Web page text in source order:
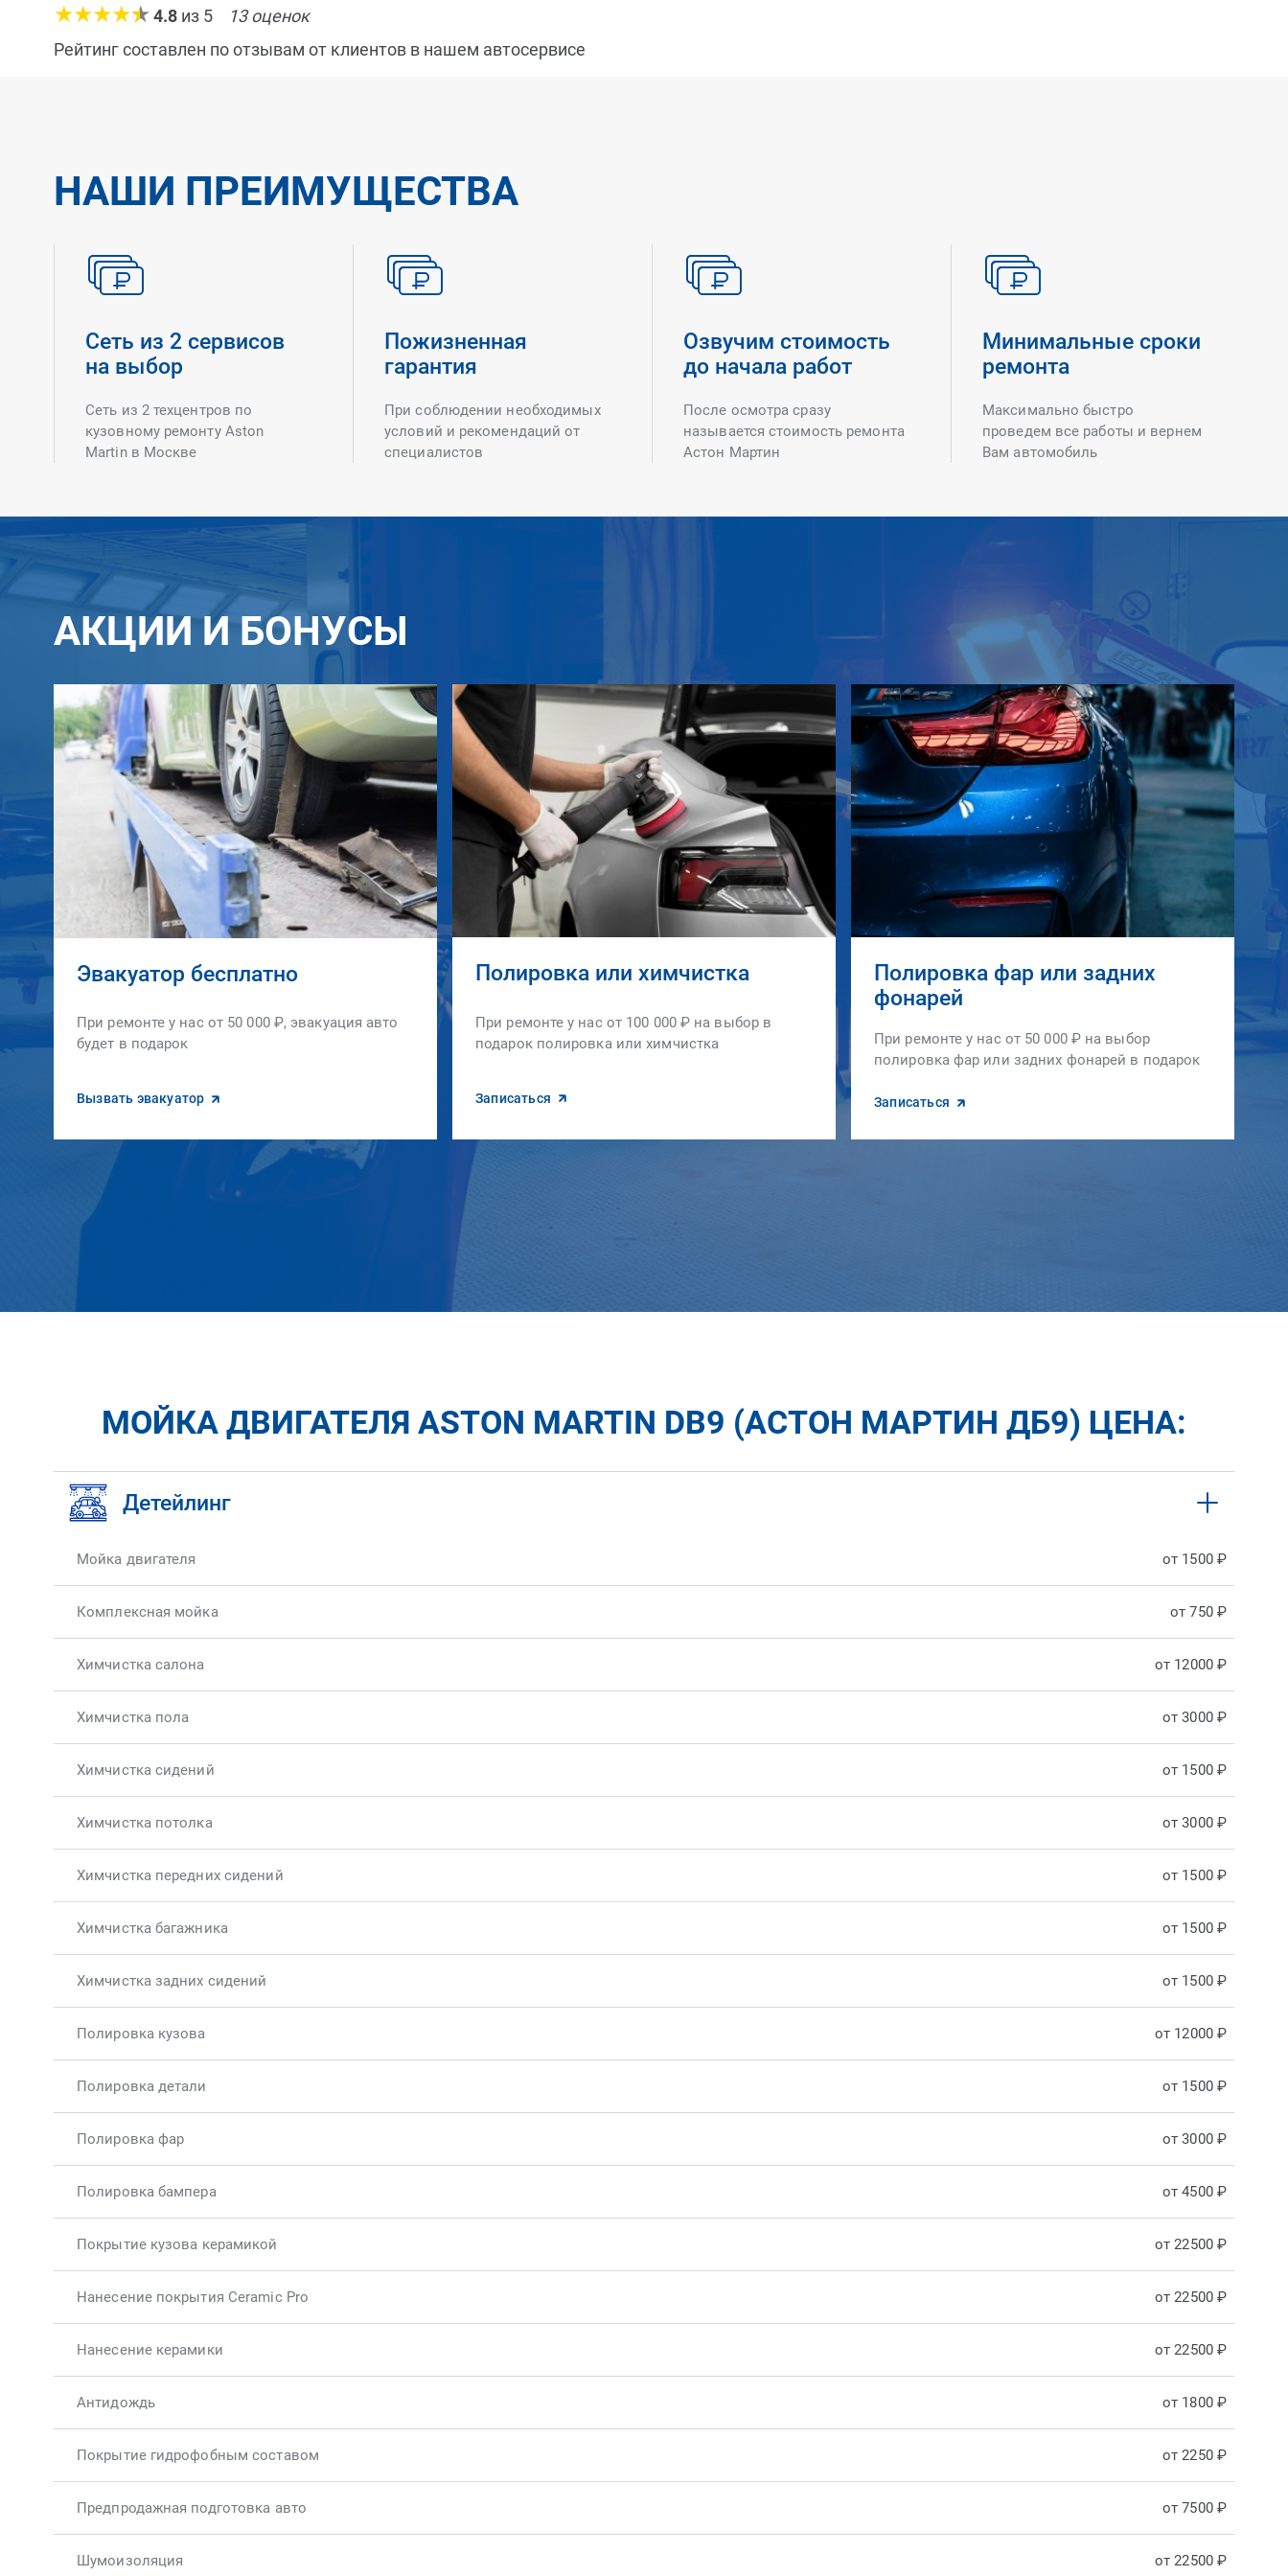
4.8 из 5 13оценок
Рейтинг составлен по отзывам от клиентов в нашем автосервисе
НАШИ ПРЕИМУЩЕСТВА
Сеть из 2 сервисов
на выбор
Сеть из 2 техцентров по
кузовному ремонту Aston
Martin в Москве
Пожизненная
гарантия
При соблюдении необходимых
условий и рекомендаций от
специалистов
Озвучим стоимость
до начала работ
После осмотра сразу
называется стоимость ремонта
Астон Мартин
Минимальные сроки
ремонта
Максимально быстро
проведем все работы и вернем
Вам автомобиль
АКЦИИ И БОНУСЫ
Эвакуатор бесплатно
При ремонте у нас от 50 000 ₽, эвакуация авто
будет в подарок
Вызвать эвакуатор
Полировка или химчистка
При ремонте у нас от 100 000 ₽ на выбор в
подарок полировка или химчистка
Записаться
Полировка фар или задних
фонарей
При ремонте у нас от 50 000 ₽ на выбор
полировка фар или задних фонарей в подарок
Записаться
МОЙКА ДВИГАТЕЛЯ ASTON MARTIN DB9 (АСТОН МАРТИН ДБ9) ЦЕНА:
Детейлинг
Мойка двигателя от 1500 ₽
Комплексная мойка от 750 ₽
Химчистка салона от 12000 ₽
Химчистка пола от 3000 ₽
Химчистка сидений от 1500 ₽
Химчистка потолка от 3000 ₽
Химчистка передних сидений от 1500 ₽
Химчистка багажника от 1500 ₽
Химчистка задних сидений от 1500 ₽
Полировка кузова от 12000 ₽
Полировка детали от 1500 ₽
Полировка фар от 3000 ₽
Полировка бампера от 4500 ₽
Покрытие кузова керамикой от 22500 ₽
Нанесение покрытия Ceramic Pro от 22500 ₽
Нанесение керамики от 22500 ₽
Антидождь от 1800 ₽
Покрытие гидрофобным составом от 2250 ₽
Предпродажная подготовка авто от 7500 ₽
Шумоизоляция от 22500 ₽